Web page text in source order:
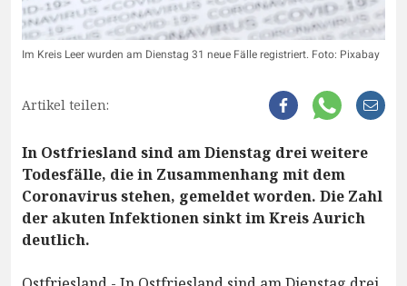
Im Kreis Leer wurden am Dienstag 31 neue Fälle registriert. Foto: Pixabay
Artikel teilen:
In Ostfriesland sind am Dienstag drei weitere
Todesfälle, die in Zusammenhang mit dem
Coronavirus stehen, gemeldet worden. Die Zahl
der akuten Infektionen sinkt im Kreis Aurich
deutlich.